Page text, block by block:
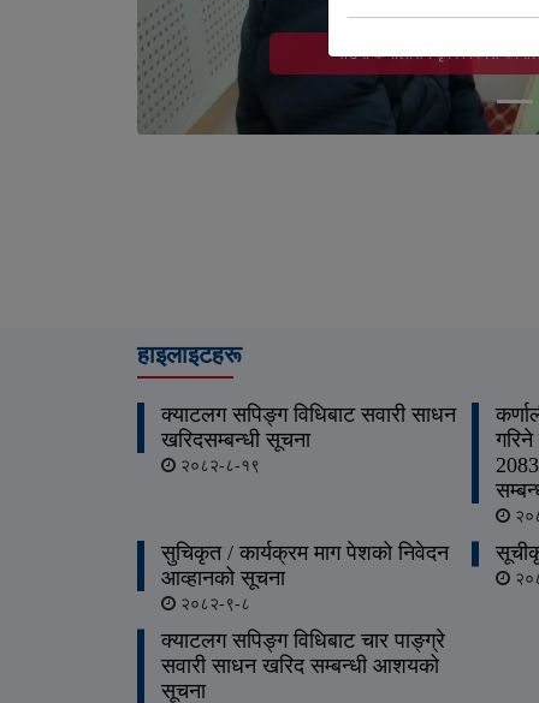
विकास कार्यालय, हुम्लाबाट संचालित कार्यक्रम सम्बन्धी अन्तरक्रिया
हाइलाइटहरू
क्याटलग सपिङ्ग विधिबाट सवारी साधन
खरिदसम्बन्धी सूचना
२०८२-८-१९
सुचिकृत / कार्यक्रम माग पेशको निवेदन
आव्हानको सूचना
२०८२-९-८
क्याटलग सपिङ्ग विधिबाट चार पाङ्ग्रे
सवारी साधन खरिद सम्बन्धी आशयको
सूचना